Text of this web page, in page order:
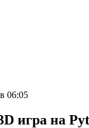
06:05
игра на